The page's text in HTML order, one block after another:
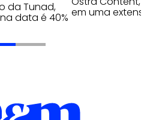
da Tunad,
data é 40% em uma